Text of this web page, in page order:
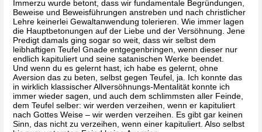
Immerzu wurde betont, dass wir fundamentale Begründungen,
Beweise und Beweisführungen anstreben und nach christlicher
Lehre keinerlei Gewaltanwendung tolerieren. Wie immer lagen
die Hauptbetonungen auf der Liebe und der Versöhnung. Jene
Predigt damals ging sogar so weit, dass wir selbst dem
leibhaftigen Teufel Gnade entgegenbringen, wenn dieser nur
endlich kapituliert und seine satanischen Werke beendet.
Und wenn du es gelernt hast, ich habe es gelernt, ohne
Aversion das zu beten, selbst gegen Teufel, ja. Ich konnte das
in wirklich klassischer Allversöhnungs-Mentalität konnte ich
immer wieder sagen, und auch dem schlimmsten aller Feinde,
dem Teufel selber: wir werden verzeihen, wenn er kapituliert
nach Gottes Weise – wir werden verzeihen. Es gibt gar keinen
Sinn, das nicht zu verzeihen, wenn einer kapituliert. Also selbst